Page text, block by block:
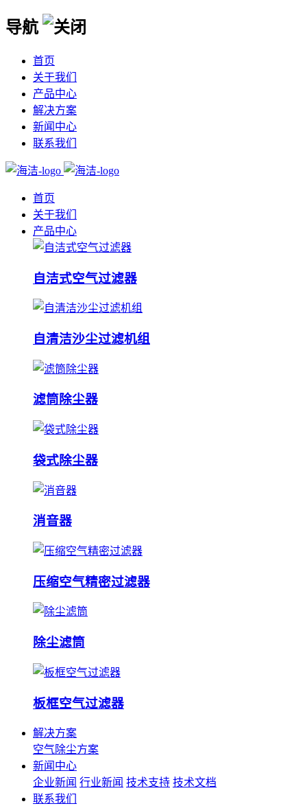
导航
首页
关于我们
产品中心
解决方案
新闻中心
联系我们
首页
关于我们
产品中心
自洁式空气过滤器
自清洁沙尘过滤机组
滤筒除尘器
袋式除尘器
消音器
压缩空气精密过滤器
除尘滤筒
板框空气过滤器
解决方案
空气除尘方案
新闻中心
企业新闻 行业新闻 技术支持 技术文档
联系我们